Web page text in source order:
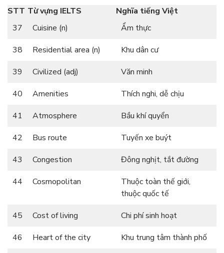
STT Từ vựng IELTS
Nghĩa tiếng Việt
37
Cuisine (n)
Ẩm thực
38
Residential area (n)
Khu dân cư
39
Civilized (adj)
Văn minh
40
Amenities
Thích nghi, dễ chịu
41
Atmosphere
Bầu khí quyển
42
Bus route
Tuyến xe buýt
43
Congestion
Đông nghịt, tắt đường
44
Cosmopolitan
Thuộc toàn thế giới,
thuộc quốc tế
45
Cost of living
Chi phí sinh hoạt
46
Heart of the city
Khu trung tâm thành phố